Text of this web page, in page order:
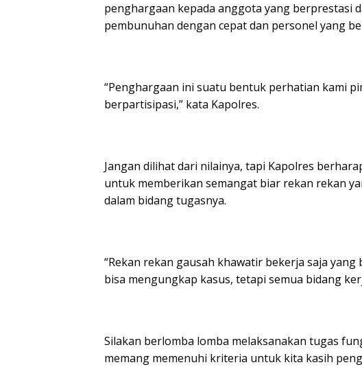
penghargaan kepada anggota yang berprestasi
pembunuhan dengan cepat dan personel yang
“Penghargaan ini suatu bentuk perhatian kami
berpartisipasi,” kata Kapolres.
Jangan dilihat dari nilainya, tapi Kapolres
untuk memberikan semangat biar rekan rekan
dalam bidang tugasnya.
“Rekan rekan gausah khawatir bekerja saja
bisa mengungkap kasus, tetapi semua bidang
Silakan berlomba lomba melaksanakan tugas
memang memenuhi kriteria untuk kita kasih